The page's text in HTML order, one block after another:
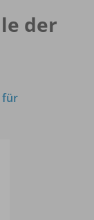
der
für